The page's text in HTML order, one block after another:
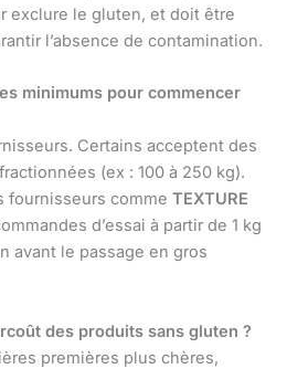
exclure le gluten, et doit être
l’absence de contamination.
minimums pour commencer
Certains acceptent des
(ex : 100 à 250 kg).
fournisseurs comme TEXTURE
d’essai à partir de 1 kg
avant le passage en gros
des produits sans gluten ?
premières plus chères,